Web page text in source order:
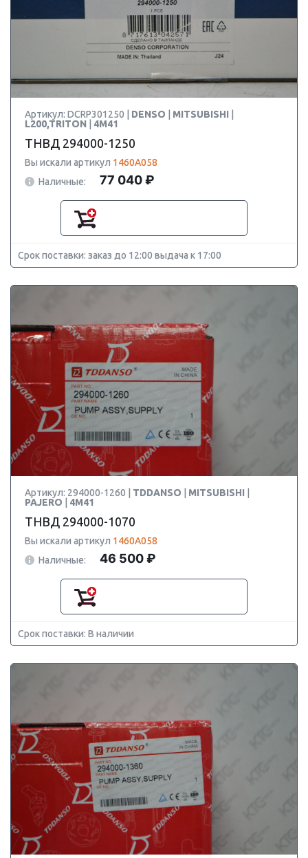
Артикул: DCRP301250 | DENSO MITSUBISHI
L200,TRITON
4M41
ТНВД 294000-1250
Вы искали артикул 1460A058
Наличные:
77 040 ₽
Срок поставки: заказ до 12:00 выдача к 17:00
Артикул: 294000-1260 | TDDANSO MITSUBISHI
PAJERO
4M41
ТНВД 294000-1070
Вы искали артикул 1460A058
Наличные:
46 500 ₽
Срок поставки: В наличии